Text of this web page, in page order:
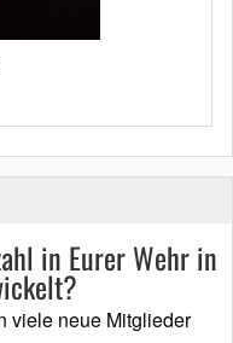
in Eurer Wehr in
viele neue Mitglieder